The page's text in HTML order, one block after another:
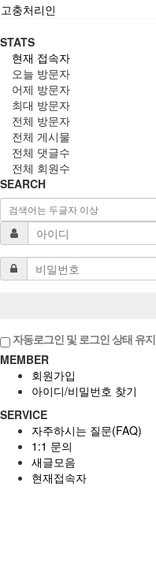
고충처리인
STATS
현재 접속자
오늘 방문자
어제 방문자
최대 방문자
전체 방문자
전체 게시물
전체 댓글수
전체 회원수
SEARCH
자동로그인 및 로그인 상태 유지
MEMBER
회원가입
아이디/비밀번호 찾기
SERVICE
자주하시는 질문(FAQ)
1:1 문의
새글모음
현재접속자